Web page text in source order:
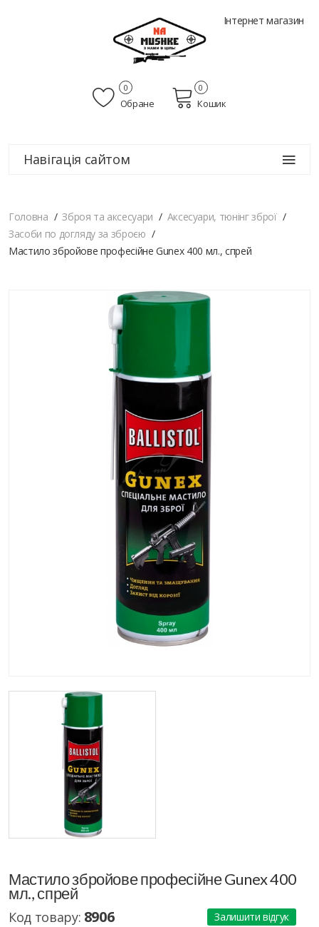
Інтернет магазин
Обране
0
Кошик
0
Навігація сайтом
Головна Зброя та аксесуари
Аксесуари, тюнінг зброї
Засоби по догляду за зброєю
Мастило збройове професійне Gunex 400 мл., спрей
Мастило збройове професійне Gunex 400
мл., спрей
Код товару: 8906
Залишити відгук